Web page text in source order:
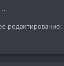
редактирование: